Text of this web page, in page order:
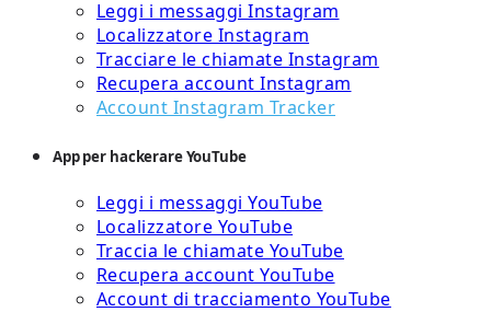
Leggi i messaggi Instagram
Localizzatore Instagram
Tracciare le chiamate Instagram
Recupera account Instagram
Account Instagram Tracker
App per hackerare YouTube
Leggi i messaggi YouTube
Localizzatore YouTube
Traccia le chiamate YouTube
Recupera account YouTube
Account di tracciamento YouTube